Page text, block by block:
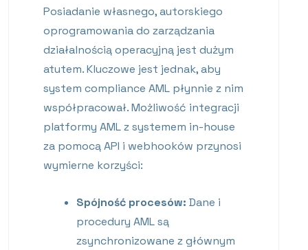
Posiadanie własnego, autorskiego
oprogramowania do zarządzania
działalnością operacyjną jest dużym
atutem. Kluczowe jest jednak, aby
system compliance AML płynnie z nim
współpracował. Możliwość integracji
platformy AML z systemem in-house
za pomocą API i webhooków przynosi
wymierne korzyści:
Spójność procesów: Dane i
procedury AML są
zsynchronizowane z głównym